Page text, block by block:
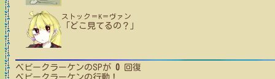
ストック＝K＝ヴァン
「どこ見てるの？」
ベビークラーケンのSPが 0 回復
ベビークラーケンの行動！